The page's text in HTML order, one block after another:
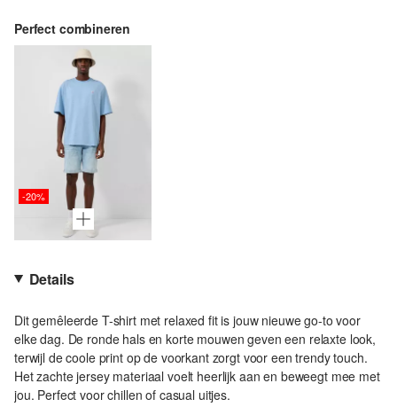
Perfect combineren
-20%
Details
Dit gemêleerde T-shirt met relaxed fit is jouw nieuwe go-to voor
elke dag. De ronde hals en korte mouwen geven een relaxte look,
terwijl de coole print op de voorkant zorgt voor een trendy touch.
Het zachte jersey materiaal voelt heerlijk aan en beweegt mee met
jou. Perfect voor chillen of casual uitjes.